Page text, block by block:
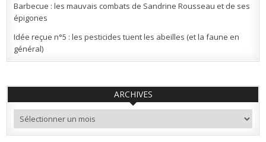
Barbecue : les mauvais combats de Sandrine Rousseau et de ses
épigones
Idée reçue n°5 : les pesticides tuent les abeilles (et la faune en
général)
ARCHIVES
Archives